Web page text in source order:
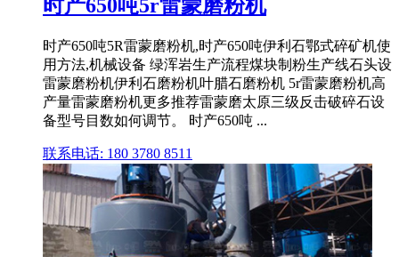
时产650吨5r雷蒙磨粉机
时产650吨5R雷蒙磨粉机,时产650吨伊利石鄂式碎矿机使
用方法,机械设备 绿浑岩生产流程煤块制粉生产线石头设
雷蒙磨粉机伊利石磨粉机叶腊石磨粉机 5r雷蒙磨粉机高
产量雷蒙磨粉机更多推荐雷蒙磨太原三级反击破碎石设
备型号目数如何调节。 时产650吨 ...
联系电话: 180 3780 8511